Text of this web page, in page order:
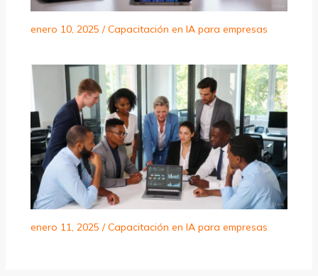
enero 10, 2025 /Capacitación en IA para empresas
enero 11, 2025 /Capacitación en IA para empresas